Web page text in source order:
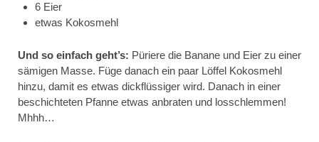
6 Eier
etwas Kokosmehl
Und so einfach geht’s: Püriere die Banane und Eier zu einer
sämigen Masse. Füge danach ein paar Löffel Kokosmehl
hinzu, damit es etwas dickflüssiger wird. Danach in einer
beschichteten Pfanne etwas anbraten und losschlemmen!
Mhhh…